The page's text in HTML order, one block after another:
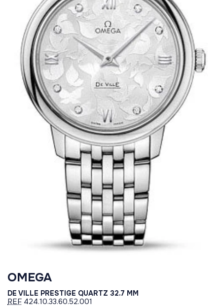
OMEGA
DE VILLE PRESTIGE QUARTZ 32.7 MM
REF 424.10.33.60.52.001